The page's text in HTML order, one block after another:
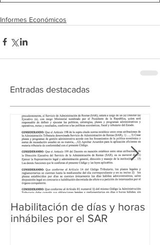
Informes Económicos
Entradas destacadas
Habilitación de días y horas
inhábiles por el SAR